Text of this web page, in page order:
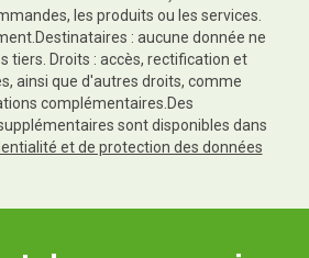
les produits ou les services.
: aucune donnée ne
tiers. Droits : accès, rectification et
ainsi que d'autres droits, comme
complémentaires.Des
sont disponibles dans
et de protection des données